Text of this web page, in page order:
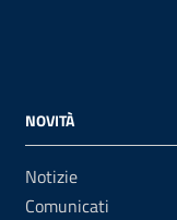
NOVITÀ
Notizie
Comunicati